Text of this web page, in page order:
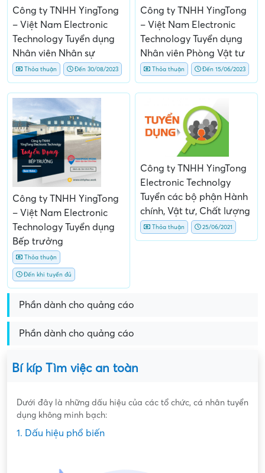
Công ty TNHH YingTong
– Việt Nam Electronic
Technology Tuyển dụng
Nhân viên Nhân sự
Thỏa thuận Đến 30/08/2023
Công ty TNHH YingTong
– Việt Nam Electronic
Technology Tuyển dụng
Nhân viên Phòng Vật tư
Thỏa thuận Đến 15/06/2023
Công ty TNHH YingTong
– Việt Nam Electronic
Technology Tuyển dụng
Bếp trưởng
Thỏa thuận
Đến khi tuyển đủ
Công ty TNHH YingTong
Electronic Technolgy
Tuyển các bộ phận Hành
chính, Vật tư, Chất lượng
Thỏa thuận 25/06/2021
Phần dành cho quảng cáo
Phần dành cho quảng cáo
Bí kíp Tìm việc an toàn
Dưới đây là những dấu hiệu của các tổ chức, cá nhân tuyển
dụng không minh bạch:
1. Dấu hiệu phổ biến